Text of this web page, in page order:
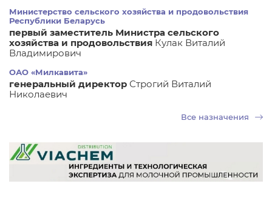
Министерство сельского хозяйства и продовольствия
Республики Беларусь
первый заместитель Министра сельского
хозяйства и продовольствия Кулак Виталий
Владимирович
ОАО «Милкавита»
генеральный директор Строгий Виталий
Николаевич
Все назначения